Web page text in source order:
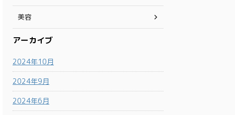
美容
アーカイブ
2024年10月
2024年9月
2024年6月